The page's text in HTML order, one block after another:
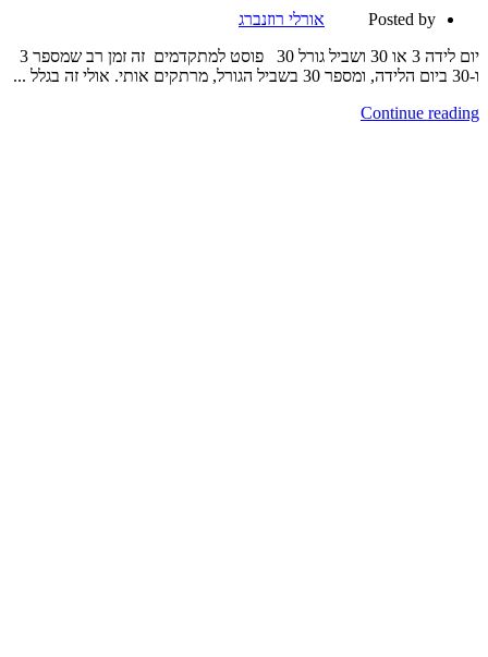
Posted by
אורלי רוזנברג
יום לידה 3 או 30 ושביל גורל 30 פוסט למתקדמים זה זמן רב שמספר 3
ו-30 ביום הלידה, ומספר 30 בשביל הגורל, מרתקים אותי. אולי זה בגלל ...
Continue reading